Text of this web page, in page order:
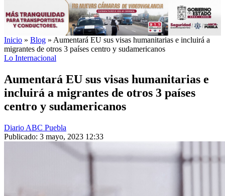
Inicio » Blog » Aumentará EU sus visas humanitarias e incluirá a
migrantes de otros 3 países centro y sudamericanos
Lo Internacional
Aumentará EU sus visas humanitarias e
incluirá a migrantes de otros 3 países
centro y sudamericanos
Diario ABC Puebla
Publicado: 3 mayo, 2023 12:33